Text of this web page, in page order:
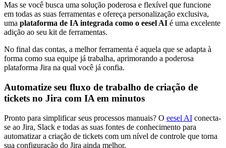
Mas se você busca uma solução poderosa e flexível que funcione
em todas as suas ferramentas e ofereça personalização exclusiva,
uma plataforma de IA integrada como o eesel AI é uma excelente
adição ao seu kit de ferramentas.
No final das contas, a melhor ferramenta é aquela que se adapta à
forma como sua equipe já trabalha, aprimorando a poderosa
plataforma Jira na qual você já confia.
Automatize seu fluxo de trabalho de criação de
tickets no Jira com IA em minutos
Pronto para simplificar seus processos manuais? O eesel AI conecta-
se ao Jira, Slack e todas as suas fontes de conhecimento para
automatizar a criação de tickets com um nível de controle que torna
sua configuração do Jira ainda melhor.